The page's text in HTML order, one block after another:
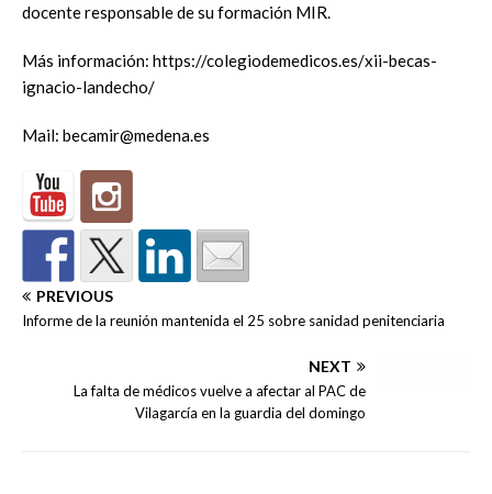
docente responsable de su formación MIR.
Más información: https://colegiodemedicos.es/xii-becas-
ignacio-landecho/
Mail: becamir@medena.es
PREVIOUS
Informe de la reunión mantenida el 25 sobre sanidad penitenciaria
NEXT
La falta de médicos vuelve a afectar al PAC de
Vilagarcía en la guardia del domingo